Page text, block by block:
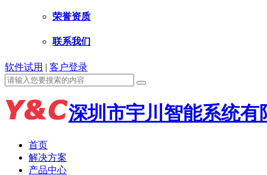
荣誉资质
联系我们
软件试用 | 客户登录
深圳市宇川智能系统有
首页
解决方案
产品中心